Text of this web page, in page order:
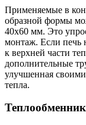
Применяемые в
образной формы
40х60 мм. Это
монтаж. Если печь
к верхней части
дополнительные
улучшенная
тепла.